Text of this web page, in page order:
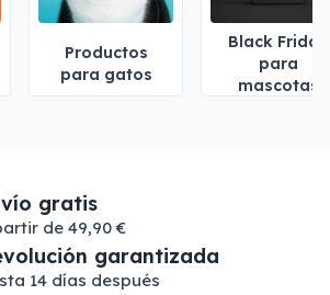
Productos
para gatos
Black Friday
para
mascotas
gratis
de 49,90 €
garantizada
14 días después